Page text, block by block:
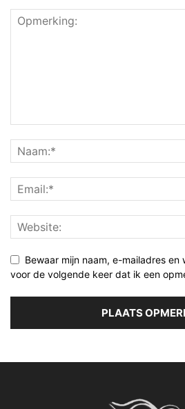
Bewaar mijn naam, e-mailadres
voor de volgende keer dat ik een